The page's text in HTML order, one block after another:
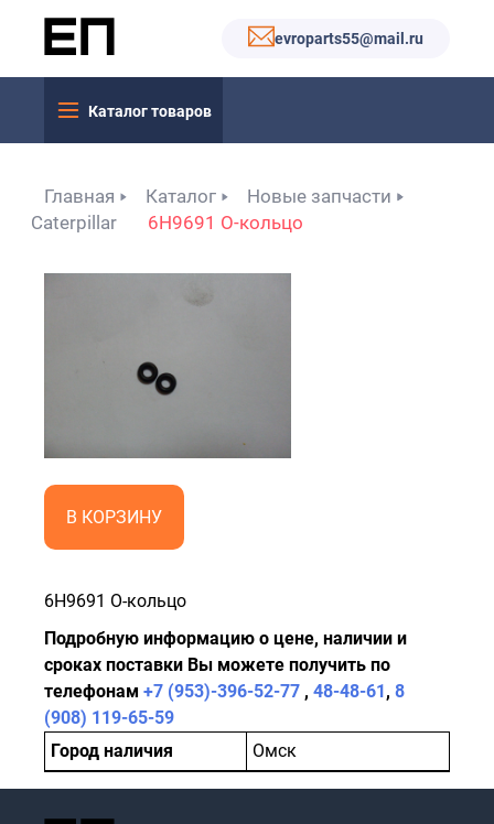
evroparts55@mail.ru
Каталог товаров
Главная Каталог
Новые запчасти
Caterpillar
6H9691 O-кольцо
В КОРЗИНУ
6H9691 O-кольцо
Подробную информацию о цене, наличии и
сроках поставки Вы можете получить по
телефонам +7 (953)-396-52-77 , 48-48-61, 8
(908) 119-65-59
Город наличия
Омск